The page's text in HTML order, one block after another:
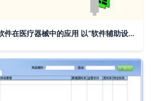
世纪星系列组态软件在医疗器械中的应用 以“软件辅助设备”为核心的创新实践